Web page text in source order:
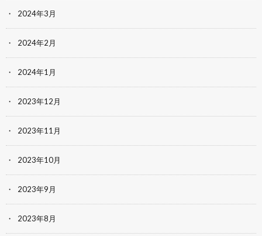
2024年3月
2024年2月
2024年1月
2023年12月
2023年11月
2023年10月
2023年9月
2023年8月